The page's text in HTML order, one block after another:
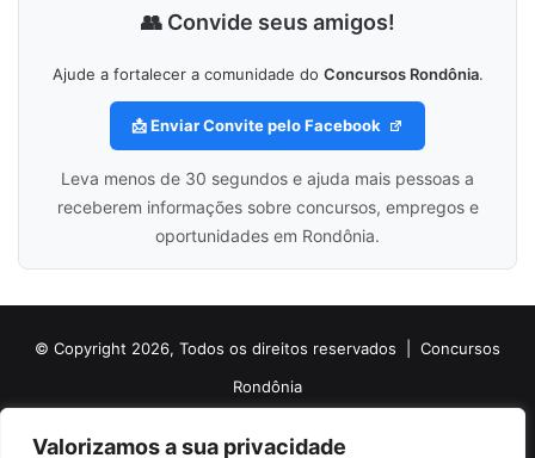
Valorizamos a sua privacidade
👥 Convide seus amigos!
Ajude a fortalecer a comunidade do Concursos Rondônia.
📩 Enviar Convite pelo Facebook
Leva menos de 30 segundos e ajuda mais pessoas a
receberem informações sobre concursos, empregos e
oportunidades em Rondônia.
© Copyright 2026, Todos os direitos reservados | Concursos
Rondônia